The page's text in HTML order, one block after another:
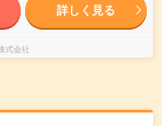
詳しく見る
式会社